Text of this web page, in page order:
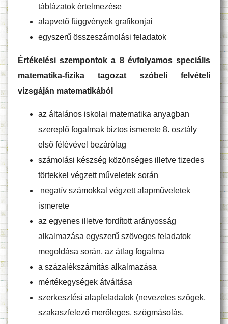
táblázatok értelmezése
alapvető függvények grafikonjai
egyszerű összeszámolási feladatok
Értékelési szempontok a 8 évfolyamos speciális
matematika-fizika tagozat szóbeli felvételi
vizsgáján matematikából
az általános iskolai matematika anyagban
szereplő fogalmak biztos ismerete 8. osztály
első félévével bezárólag
számolási készség közönséges illetve tizedes
törtekkel végzett műveletek során
negatív számokkal végzett alapműveletek
ismerete
az egyenes illetve fordított arányosság
alkalmazása egyszerű szöveges feladatok
megoldása során, az átlag fogalma
a százalékszámítás alkalmazása
mértékegységek átváltása
szerkesztési alapfeladatok (nevezetes szögek,
szakaszfelező merőleges, szögmásolás,